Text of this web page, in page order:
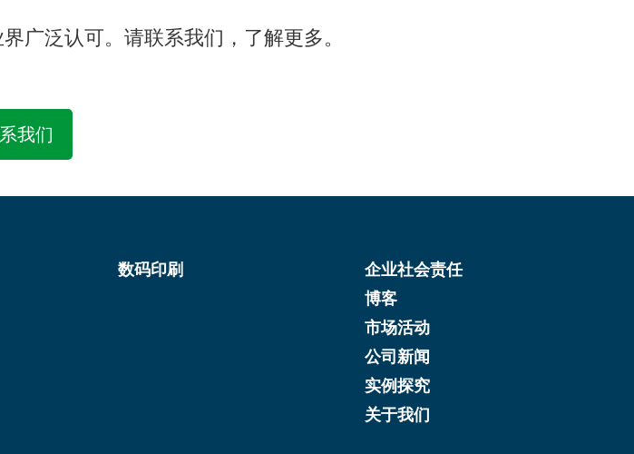
广泛认可。请联系我们，了解更多。
我们
数码印刷
企业社会责任
博客
市场活动
公司新闻
实例探究
关于我们